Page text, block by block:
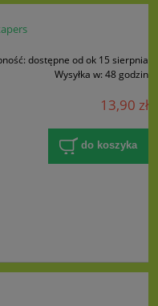
dostępne od ok 15 sierpnia
Wysyłka w: 48 godzin
13,90 zł
do koszyka